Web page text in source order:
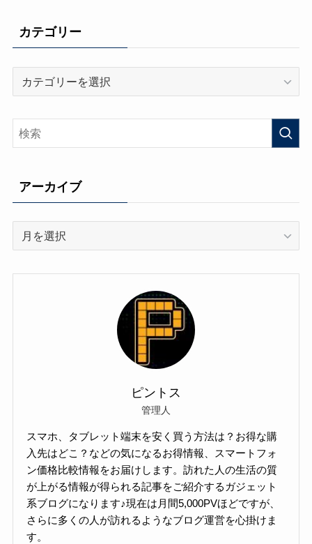
カテゴリー
リ
ー
アーカイブ
ピントス
管理人
スマホ、タブレット端末を安く買う方法は？お得な購
入先はどこ？などの気になるお得情報、スマートフォ
ン価格比較情報をお届けします。訪れた人の生活の質
が上がる情報が得られる記事をご紹介するガジェット
系ブログになります♪現在は月間5,000PVほどですが、
さらに多くの人が訪れるようなブログ運営を心掛けま
す。